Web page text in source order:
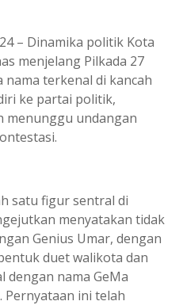
– Dinamika politik Kota
menjelang Pilkada 27
nama terkenal di kancah
ke partai politik,
menunggu undangan
satu figur sentral di
menyatakan tidak
Genius Umar, dengan
duet walikota dan
dengan nama GeMa
Pernyataan ini telah